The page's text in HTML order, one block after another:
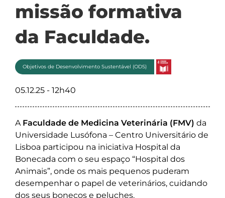
missão formativa
da Faculdade.
Objetivos de Desenvolvimento Sustentável (ODS)
05.12.25 - 12h40
A Faculdade de Medicina Veterinária (FMV) da
Universidade Lusófona – Centro Universitário de
Lisboa participou na iniciativa Hospital da
Bonecada com o seu espaço “Hospital dos
Animais”, onde os mais pequenos puderam
desempenhar o papel de veterinários, cuidando
dos seus bonecos e peluches.